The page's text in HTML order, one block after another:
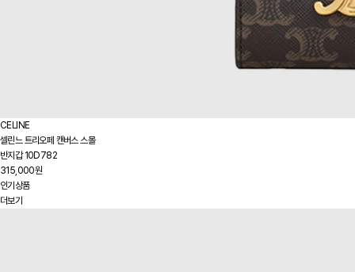
CELINE
셀린느 트리오페 캔버스 스몰
반지갑 10D782
315,000원
인기상품
더보기